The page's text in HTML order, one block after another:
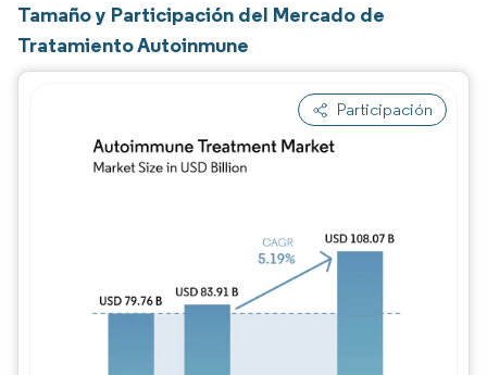
Tamaño y Participación del Mercado de
Tratamiento Autoinmune
Participación